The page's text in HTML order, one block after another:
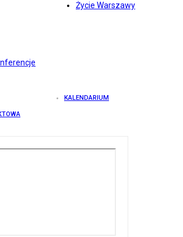
Życie Warszawy
KALENDARIUM